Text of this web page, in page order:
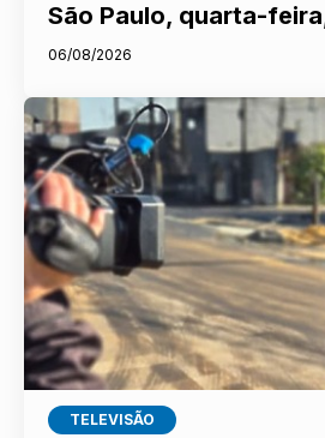
São Paulo, quarta-
06/08/2026
TELEVISÃO